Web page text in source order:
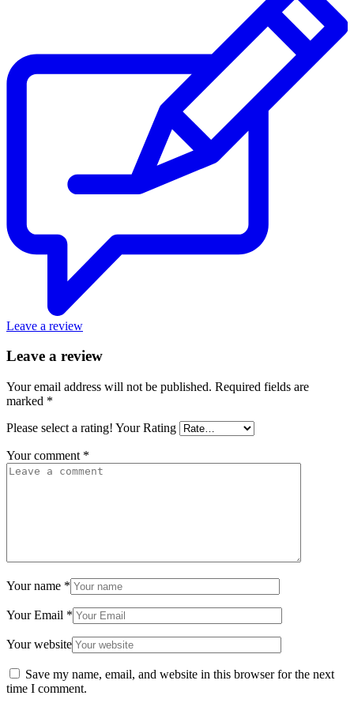
Leave a review
Leave a review
Your email address will not be published. Required fields are
marked *
Please select a rating! Your Rating
Your comment *
Your name *
Your Email *
Your website
Save my name, email, and website in this browser for the next
time I comment.